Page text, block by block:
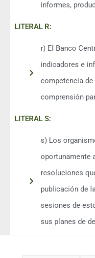
informes,
LITERAL R:
r) El Banco
indicadores e
competencia de
comprensión
LITERAL S:
s) Los
oportunamente
resoluciones
publicación de
sesiones de
sus planes de